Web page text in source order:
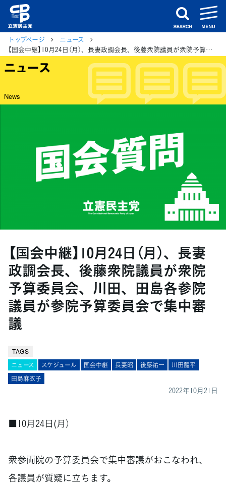
search
トップページ
ニュース
【国会中継】10月24日（月）、長妻政調会長、後藤衆院議員が衆院予算委員会、川田、田島各参院議員が参院予算委員会で集中審議
ニュース
News
【国会中継】10月24日（月）、長妻
政調会長、後藤衆院議員が衆院
予算委員会、川田、田島各参院
議員が参院予算委員会で集中審
議
TAGS
ニュース スケジュール 国会中継 長妻昭 後藤祐一
川田龍平
田島麻衣子
2022年10月21日
■10月24日(月）
衆参両院の予算委員会で集中審議がおこなわれ、
各議員が質疑に立ちます。